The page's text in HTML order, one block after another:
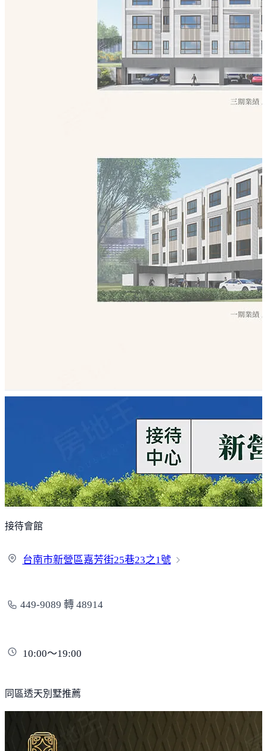
接待會館
台南市新營區嘉芳街25巷23之1號
449-9089 轉 48914
10:00～19:00
同區透天別墅推薦